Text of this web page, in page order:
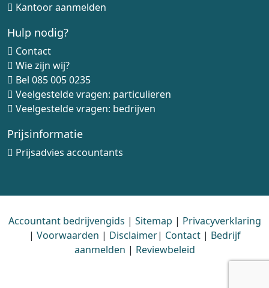
Kantoor aanmelden
Hulp nodig?
Contact
Wie zijn wij?
Bel 085 005 0235
Veelgestelde vragen: particulieren
Veelgestelde vragen: bedrijven
Prijsinformatie
Prijsadvies accountants
Accountant bedrijvengids | Sitemap | Privacyverklaring
| Voorwaarden | Disclaimer| Contact| Bedrijf
aanmelden | Reviewbeleid